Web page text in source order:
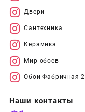
Двери
Сантехника
Керамика
Мир обоев
Обои Фабричная 2
Наши контакты